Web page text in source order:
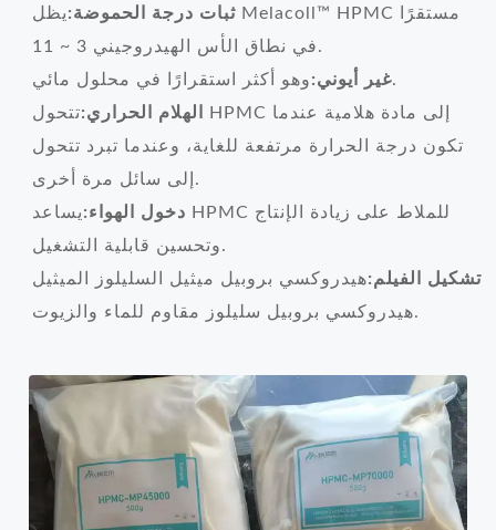
ثبات درجة الحموضة:يظل Melacoll™ HPMC مستقرًا
في نطاق الأس الهيدروجيني 3 ~ 11.
غير أيوني:وهو أكثر استقرارًا في محلول مائي.
الهلام الحراري:تتحول HPMC إلى مادة هلامية عندما
تكون درجة الحرارة مرتفعة للغاية، وعندما تبرد تتحول
إلى سائل مرة أخرى.
دخول الهواء:يساعد HPMC للملاط على زيادة الإنتاج
وتحسين قابلية التشغيل.
تشكيل الفيلم:هيدروكسي بروبيل ميثيل السليلوز الميثيل
هيدروكسي بروبيل سليلوز مقاوم للماء والزيوت.